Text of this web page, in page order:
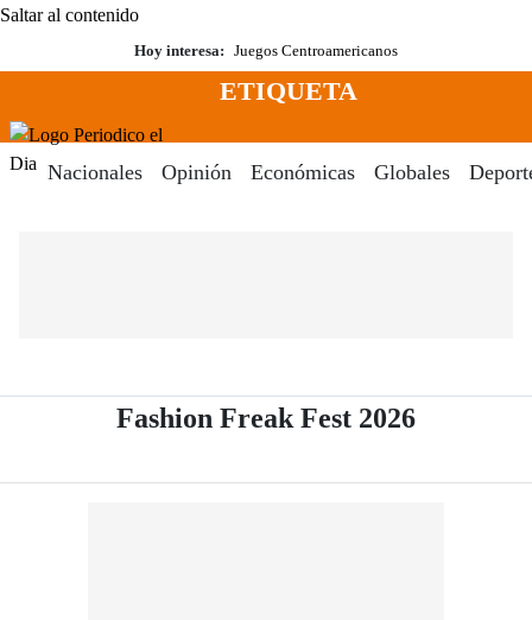
Saltar al contenido
Hoy interesa: Juegos Centroamericanos
Menú
ETIQUETA
Nacionales Opinión Económicas Globales
Fashion Freak Fest 2026-